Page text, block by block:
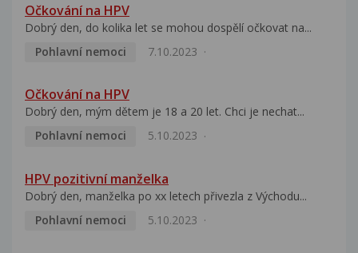
Očkování na HPV
Dobrý den, do kolika let se mohou dospělí očkovat na...
Pohlavní nemoci
7.10.2023
Očkování na HPV
Dobrý den, mým dětem je 18 a 20 let. Chci je nechat...
Pohlavní nemoci
5.10.2023
HPV pozitivní manželka
Dobrý den, manželka po xx letech přivezla z Východu...
Pohlavní nemoci
5.10.2023